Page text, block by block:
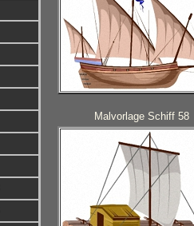
Malvorlage Schiff 58